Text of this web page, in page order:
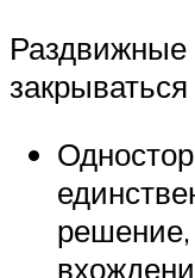
Раздвижные